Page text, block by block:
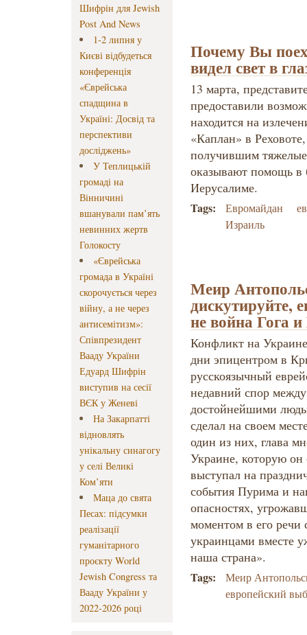
Шифрін для Jewish
Post And News
1-2 липня у
Києві відбудеться
конференція
«Єврейська
спадщина в
Україні: Досвід та
перспективи
досліджень»
У Теплицькій
громаді на
Вінничині
вшанували пам’ять
невинних жертв
Голокосту
«Єврейська
громада в Україні
скорочується через
війну, а не через
антисемітизм»:
Співпрезидент
Вааду України
Едуард Шифрін
виступив на сесії
ВЄК у Женеві
На Закарпатті
відновлять
унікальну синагогу
у селі Великі
Ком’яти
Маца до свята
Песах: підсумки
реалізації
гуманітарного
проєкту World
Jewish Congress та
Вааду України у
2022-2026 році
Почему Вы
видел свет в
13 марта,
предоставили
находится на
«Каплан» в
получившим
оказывают помощь в
Иерусалиме.
Tags: Евромайдан
Израиль
Меир
дискутируйте,
не война Гога
Конфликт на
дни эпицентром в
русскоязычный
недавний спор
достойнейшими
сделал на своем
один из них, глава
Украине, которую он
выступал на
события Пурима и
опасностях,
моментом в его
украинцами вместе
наша страна».
Tags:
Меир
европейский